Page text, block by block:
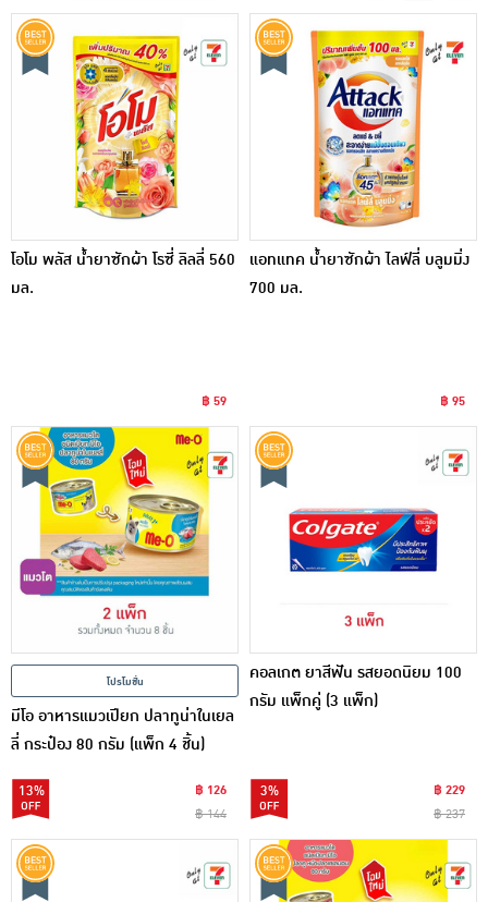
เครื่องปรุงรสและของแห้ง
ขนมขบเคี้ยว และช็อคโกแลต
อาหารสด ผัก ผลไม้และเบเกอรี่
โอโม พลัส น้ำยาซักผ้า โรซี่ ลิลลี่ 560
มล.
฿ 59
แอทแทค น้ำยาซักผ้า ไลฟ์ลี่ บลูมมิ่ง
700 มล.
฿ 95
โปรโมชั่น
มีโอ อาหารแมวเปียก ปลาทูน่าในเยล
ลี่ กระป๋อง 80 กรัม (แพ็ก 4 ชิ้น)
13%
฿ 126
฿ 144
คอลเกต ยาสีฟัน รสยอดนิยม 100
กรัม แพ็กคู่ (3 แพ็ก)
3%
฿ 229
฿ 237